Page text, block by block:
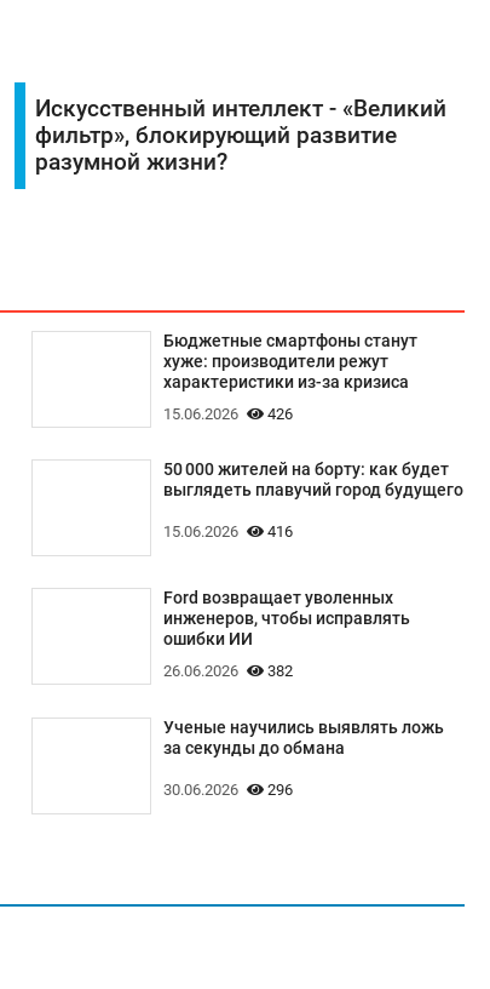
Искусственный интеллект - «Великий
фильтр», блокирующий развитие
разумной жизни?
Бюджетные смартфоны станут
хуже: производители режут
характеристики из-за кризиса
15.06.2026 426
50 000 жителей на борту: как будет
выглядеть плавучий город будущего
15.06.2026 416
Ford возвращает уволенных
инженеров, чтобы исправлять
ошибки ИИ
26.06.2026 382
Ученые научились выявлять ложь
за секунды до обмана
30.06.2026 296